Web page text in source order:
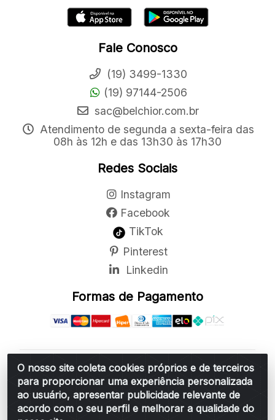
O nosso site coleta cookies próprios e de terceiros
para proporcionar uma experiência personalizada
ao usuário, apresentar publicidade relevante de
acordo com o seu perfil e melhorar a qualidade do
Fale Conosco
(19) 3499-1330
(19) 97144-2506
sac@belchior.com.br
Atendimento de segunda a sexta-feira das
08h às 12h e das 13h30 às 17h30
Redes Sociais
Instagram
Facebook
TikTok
Pinterest
Linkedin
Formas de Pagamento
Belchior Cortinas e Acessórios LTDA - R: Rua
Vereador Sérgio Leopoldino Alves, 876 - Santa
Bárbara d'Oeste/SP - CEP 13.456-166 - CNPJ
06.314.073/0001-34